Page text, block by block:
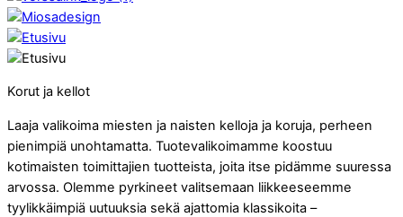
Korut ja kellot
Laaja valikoima miesten ja naisten kelloja ja koruja, perheen
pienimpiä unohtamatta. Tuotevalikoimamme koostuu
kotimaisten toimittajien tuotteista, joita itse pidämme suuressa
arvossa. Olemme pyrkineet valitsemaan liikkeeseemme
tyylikkäimpiä uutuuksia sekä ajattomia klassikoita –